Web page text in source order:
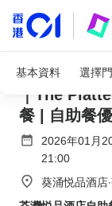
基本資料 選擇
荃灣悦品酒
｜The
餐 | 自助餐
2026年01月
21:00
葵涌悦品酒店